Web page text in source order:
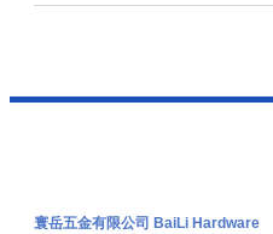
寰岳五金有限公司 BaiLi Hardware